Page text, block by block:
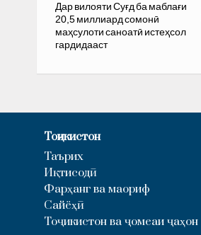
Дар вилояти Суғд ба маблағи
20,5 миллиард сомонӣ
маҳсулоти саноатӣ истеҳсол
гардидааст
Тоҷикистон
Таърих
Иқтисодӣ
Фарҳанг ва маориф
Сайёҳӣ
Тоҷикистон ва ҷомеаи ҷаҳон